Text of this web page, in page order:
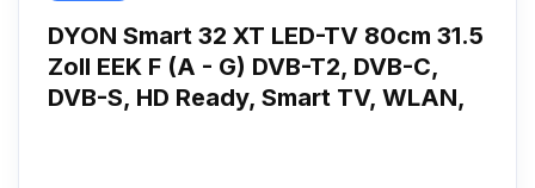
DYON Smart 32 XT LED-TV 80cm 31.5
Zoll EEK F (A - G) DVB-T2, DVB-C,
DVB-S, HD Ready, Smart TV, WLAN,